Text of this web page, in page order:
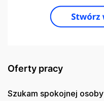
Oferty pracy
Szukam spokojnej